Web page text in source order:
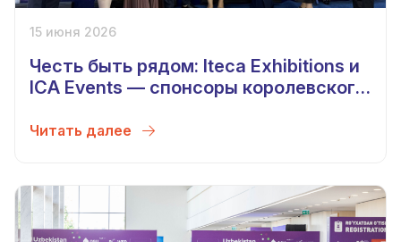
15 июня 2026
Честь быть рядом: Iteca Exhibitions и
ICA Events — спонсоры королевского
Читать далее